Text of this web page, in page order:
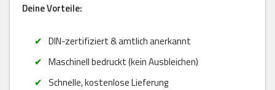
Deine Vorteile:
DIN-zertifiziert & amtlich anerkannt
Maschinell bedruckt (kein Ausbleichen)
Schnelle, kostenlose Lieferung